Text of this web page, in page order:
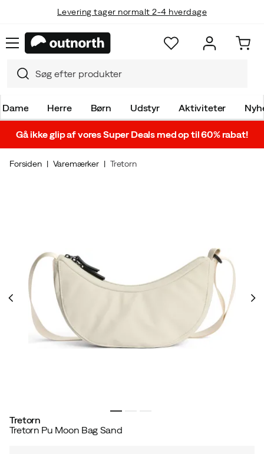
Levering tager normalt 2-4 hverdage
Dame Herre Børn Udstyr Aktiviteter
Gå ikke glip af vores Super Deals med op til 60% rabat!
Forsiden Varemærker Tretorn
Tretorn
Tretorn Pu Moon Bag Sand